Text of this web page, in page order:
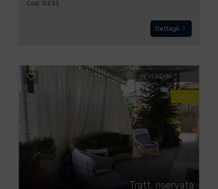
Cod. D233
Dettagli
IN VENDITA
LUSSO
Tratt. riservata